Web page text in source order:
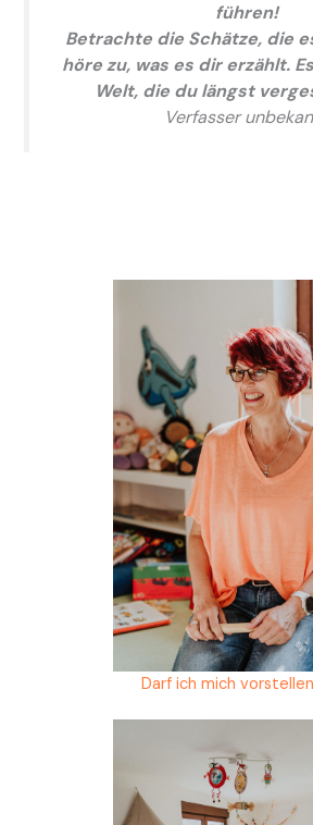
führen!
Betrachte die Schätze, die
höre zu, was es dir erzählt.
Welt, die du längst
Verfasser
Darf ich mich